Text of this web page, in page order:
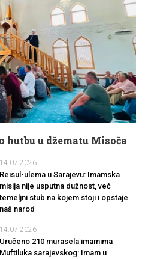
hutbu u džematu Misoča
14.07.2026
Reisul-ulema u Sarajevu: Imamska
misija nije usputna dužnost, već
temeljni stub na kojem stoji i opstaje
naš narod
14.07.2026
Uručeno 210 murasela imamima
Muftiluka sarajevskog: Imam u